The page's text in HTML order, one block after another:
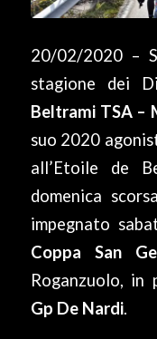
20/02/2020 –
stagione dei
Beltrami TSA –
suo 2020
all’Etoile de
domenica
impegnato
Coppa San Ge
Roganzuolo, in
Gp De Nardi.